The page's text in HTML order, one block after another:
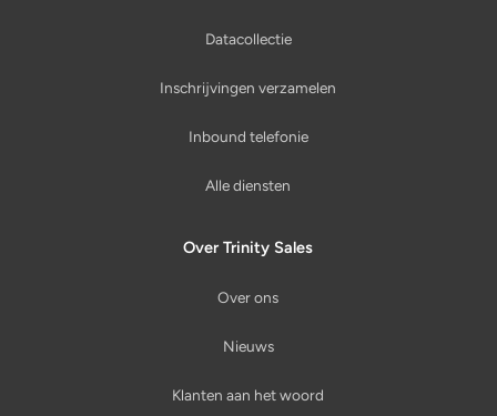
Datacollectie
Inschrijvingen verzamelen
Inbound telefonie
Alle diensten
Over Trinity Sales
Over ons
Nieuws
Klanten aan het woord